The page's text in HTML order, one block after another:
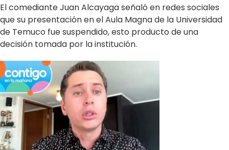
El comediante Juan Alcayaga señaló en redes sociales
que su presentación en el Aula Magna de la Universidad
de Temuco fue suspendido, esto producto de una
decisión tomada por la institución.